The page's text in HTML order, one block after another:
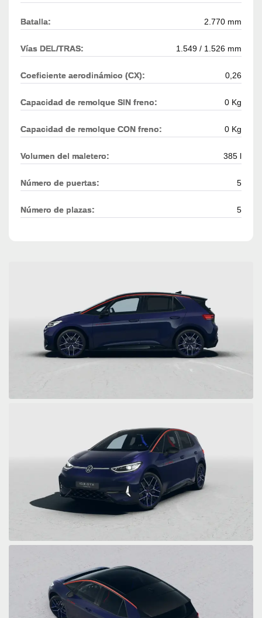
Batalla: 2.770 mm
Vías DEL/TRAS: 1.549 / 1.526 mm
Coeficiente aerodinámico (CX): 0,26
Capacidad de remolque SIN freno: 0 Kg
Capacidad de remolque CON freno: 0 Kg
Volumen del maletero: 385 l
Número de puertas: 5
Número de plazas: 5